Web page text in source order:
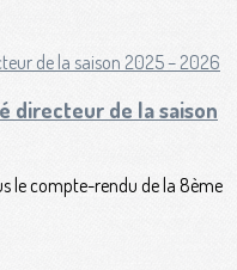
directeur de la saison
le compte-rendu de la 8ème